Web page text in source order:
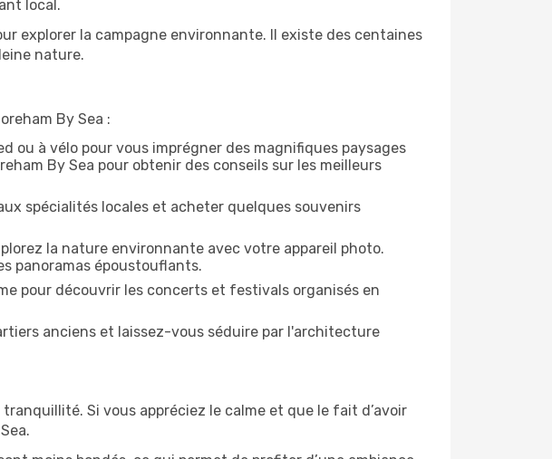
local.
explorer la campagne environnante. Il existe des centaines
nature.
By Sea :
ou à vélo pour vous imprégner des magnifiques paysages
By Sea pour obtenir des conseils sur les meilleurs
spécialités locales et acheter quelques souvenirs
la nature environnante avec votre appareil photo.
panoramas époustouflants.
pour découvrir les concerts et festivals organisés en
anciens et laissez-vous séduire par l'architecture
Si vous appréciez le calme et que le fait d’avoir